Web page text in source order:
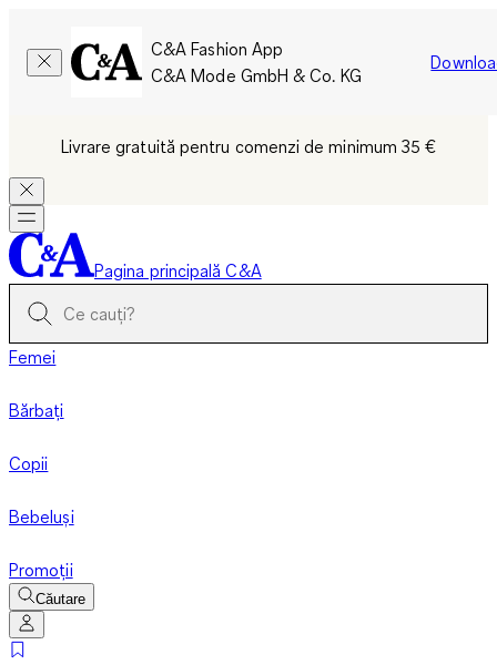
C&A Fashion App
C&A Mode GmbH & Co. KG
Livrare gratuită pentru comenzi de minimum 35 €
Pagina principală C&A
Femei
Bărbați
Copii
Bebeluși
Promoții
Căutare